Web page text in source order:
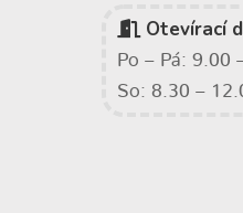
Otevírací
Po – Pá: 9.00
So: 8.30 –